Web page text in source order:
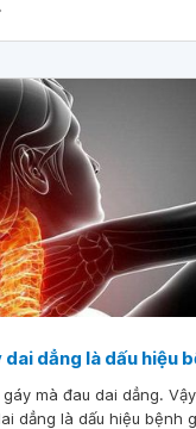
dẳng là dấu hiệu
gáy mà đau dai dẳng.
dẳng là dấu hiệu bệnh